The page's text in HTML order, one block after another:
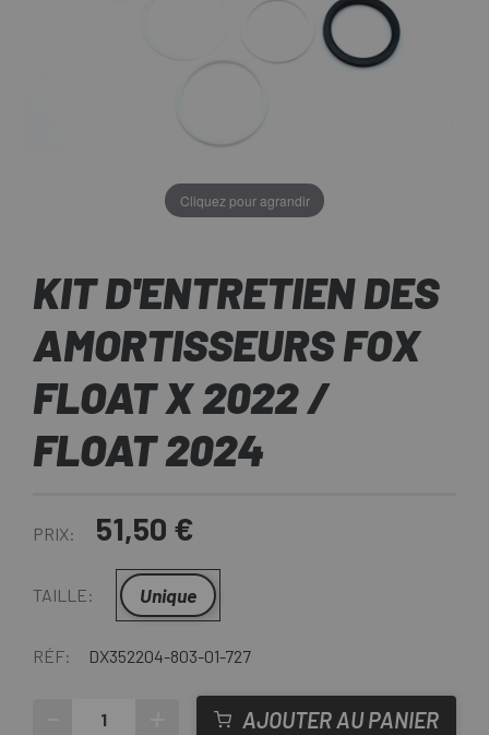
Cliquez pour agrandir
KIT D'ENTRETIEN DES
AMORTISSEURS FOX
FLOAT X 2022 /
FLOAT 2024
PRIX: 51,50 €
TAILLE: Unique
RÉF: DX352204-803-01-727
AJOUTER AU PANIER